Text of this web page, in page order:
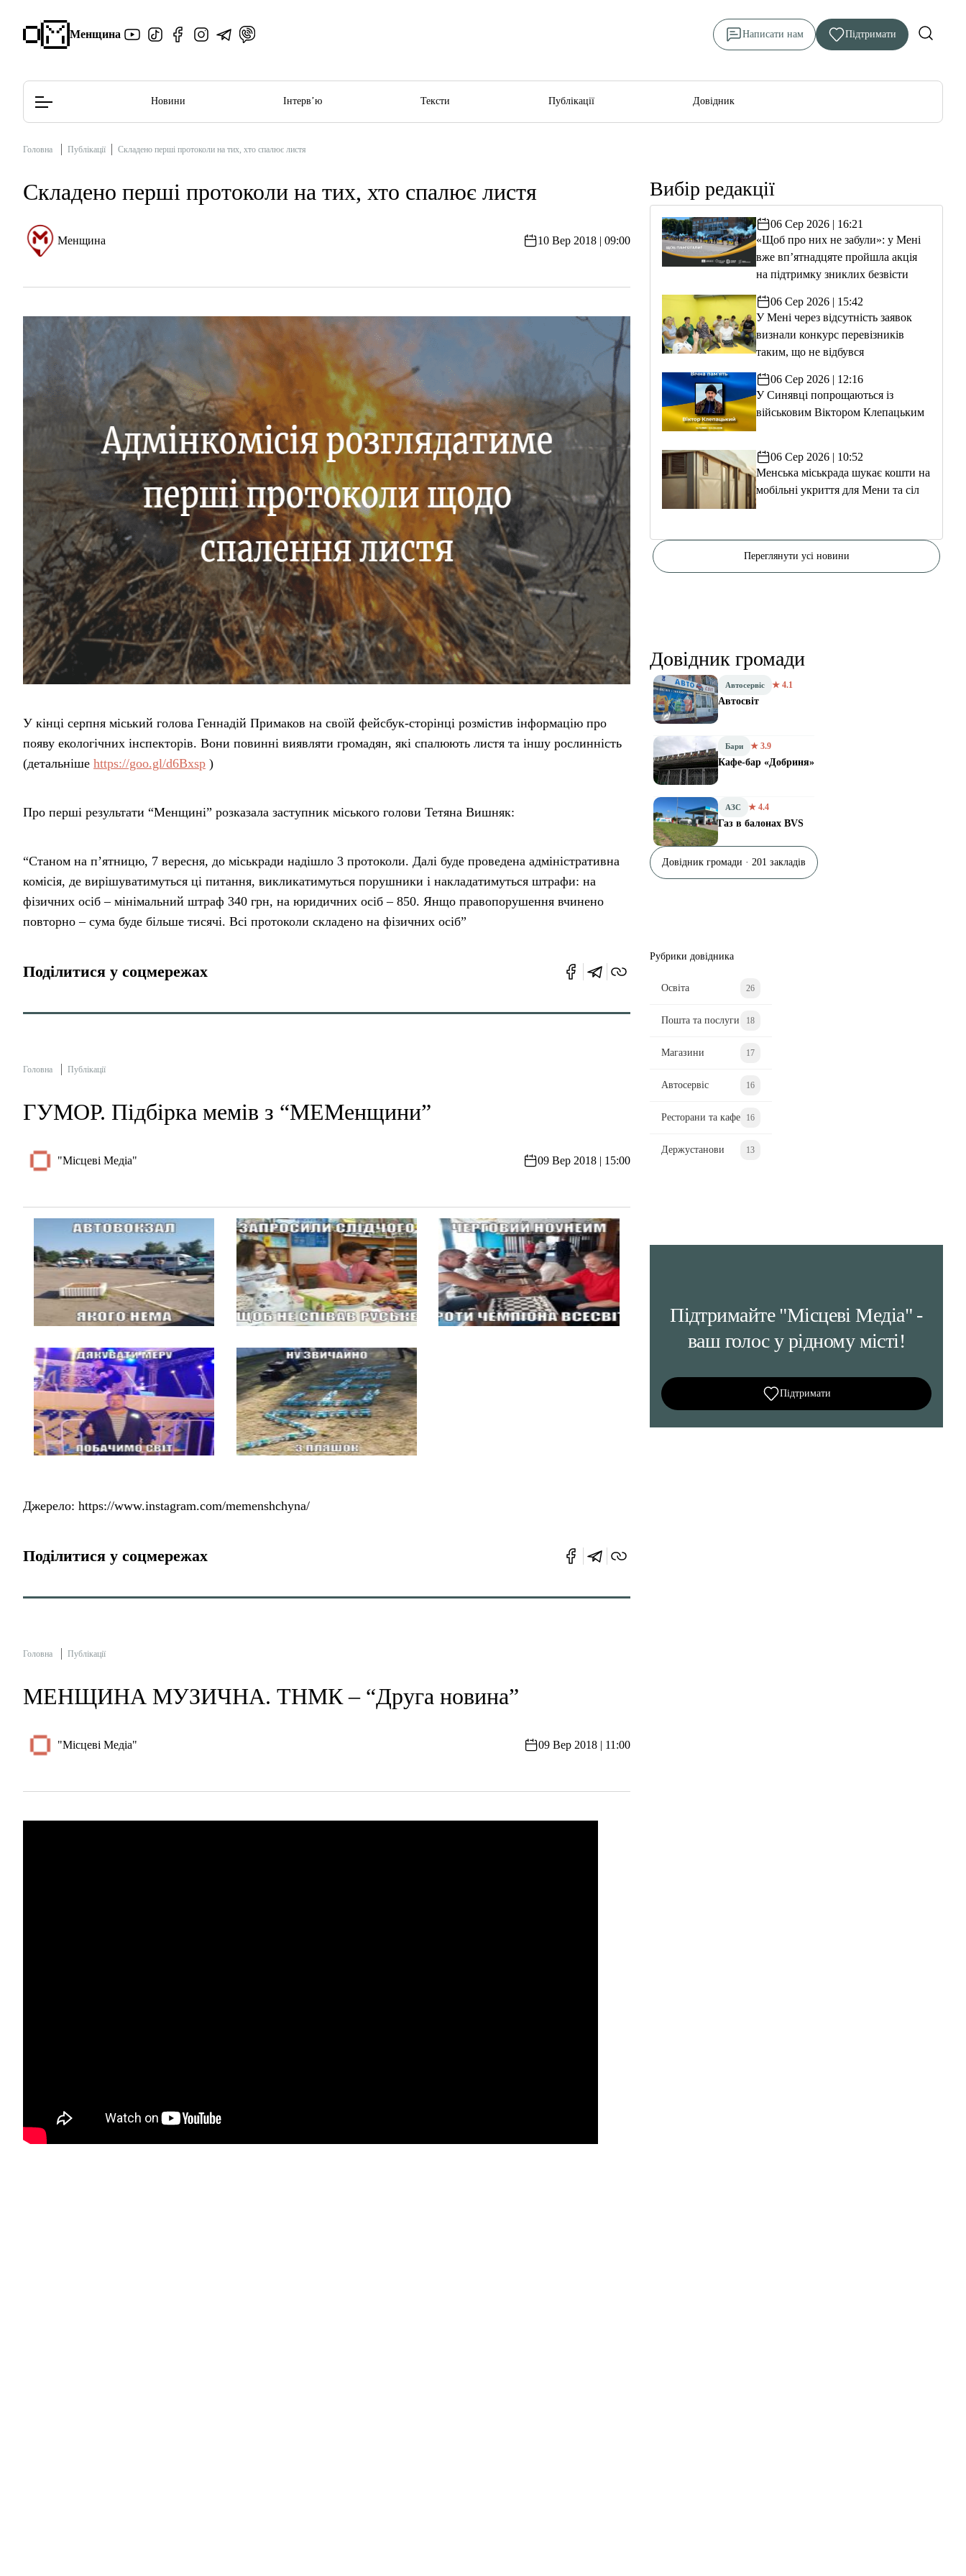
Менщина Написати нам Підтримати
Редакційна політика
Новини Інтерв’ю Тексти Публікації Довідник
Головна Публікації Складено перші протоколи на тих, хто спалює листя
Складено перші протоколи на тих, хто спалює листя
Менщина 10 Вер 2018 | 09:00
У кінці серпня міський голова Геннадій Примаков на своїй фейсбук-сторінці розмістив інформацію про
появу екологічних інспекторів. Вони повинні виявляти громадян, які спалюють листя та іншу рослинність
(детальніше https://goo.gl/d6Bxsp )
Про перші результати “Менщині” розказала заступник міського голови Тетяна Вишняк:
“Станом на п’ятницю, 7 вересня, до міськради надішло 3 протоколи. Далі буде проведена адміністративна
комісія, де вирішуватимуться ці питання, викликатимуться порушники і накладатимуться штрафи: на
фізичних осіб – мінімальний штраф 340 грн, на юридичних осіб – 850. Янщо правопорушення вчинено
повторно – сума буде більше тисячі. Всі протоколи складено на фізичних осіб”
Поділитися у соцмережах
Головна Публікації
ГУМОР. Підбірка мемів з “МЕМенщини”
"Місцеві Медіа" 09 Вер 2018 | 15:00
Джерело: https://www.instagram.com/memenshchyna/
Поділитися у соцмережах
Головна Публікації
МЕНЩИНА МУЗИЧНА. ТНМК – “Друга новина”
"Місцеві Медіа" 09 Вер 2018 | 11:00
Вибір редакції
06 Сер 2026 | 16:21
«Щоб про них не забули»: у Мені
вже вп’ятнадцяте пройшла акція
на підтримку зниклих безвісти
06 Сер 2026 | 15:42
У Мені через відсутність заявок
визнали конкурс перевізників
таким, що не відбувся
06 Сер 2026 | 12:16
У Синявці попрощаються із
військовим Віктором Клепацьким
06 Сер 2026 | 10:52
Менська міськрада шукає кошти на
мобільні укриття для Мени та сіл
Переглянути усі новини
Довідник громади
Автосервіс ★ 4.1
Автосвіт
Бари ★ 3.9
Кафе-бар «Добриня»
АЗС ★ 4.4
Газ в балонах BVS
Довідник громади · 201 закладів
Рубрики довідника
Освіта 26
Пошта та послуги 18
Магазини 17
Автосервіс 16
Ресторани та кафе 16
Держустанови 13
Підтримайте "Місцеві Медіа" -
ваш голос у рідному місті!
Підтримати